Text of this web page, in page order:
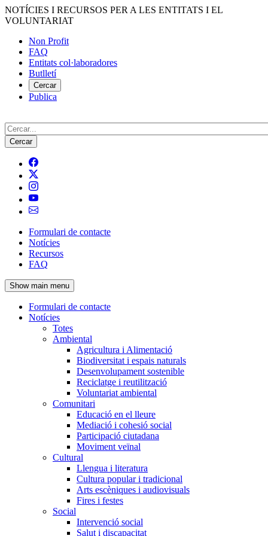
Vés
al
NOTÍCIES I RECURSOS PER A LES ENTITATS I EL
VOLUNTARIAT
Menú
del
compte
d'usuari
Non Profit
FAQ
Entitats col·laboradores
Butlletí
Cercar
Publica
Cerca
Navegació
principal
de
l'encapçalament
Formulari de contacte
Notícies
Recursos
FAQ
Show main menu
Navegació
principal
Formulari de contacte
Notícies
Totes
Ambiental
Agricultura i Alimentació
Biodiversitat i espais naturals
Desenvolupament sostenible
Reciclatge i reutilització
Voluntariat ambiental
Comunitari
Educació en el lleure
Mediació i cohesió social
Participació ciutadana
Moviment veïnal
Cultural
Llengua i literatura
Cultura popular i tradicional
Arts escèniques i audiovisuals
Fires i festes
Social
Intervenció social
Salut i discapacitat